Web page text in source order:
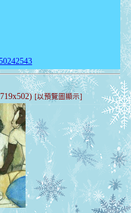
[以預覽圖顯示]